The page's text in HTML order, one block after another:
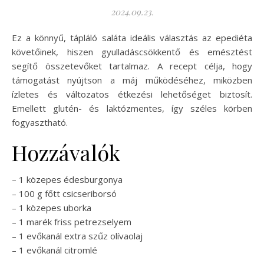
2024.09.23.
Ez a könnyű, tápláló saláta ideális választás az epediéta
követőinek, hiszen gyulladáscsökkentő és emésztést
segítő összetevőket tartalmaz. A recept célja, hogy
támogatást nyújtson a máj működéséhez, miközben
ízletes és változatos étkezési lehetőséget biztosít.
Emellett glutén- és laktózmentes, így széles körben
fogyasztható.
Hozzávalók
– 1 közepes édesburgonya
– 100 g főtt csicseriborsó
– 1 közepes uborka
– 1 marék friss petrezselyem
– 1 evőkanál extra szűz olívaolaj
– 1 evőkanál citromlé